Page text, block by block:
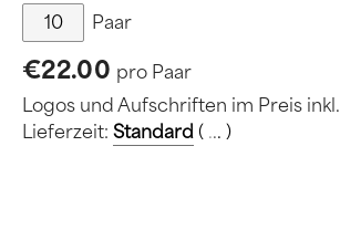
Paar
€22.00 pro Paar
Logos und Aufschriften im Preis inkl.
Lieferzeit: Standard ( ... )